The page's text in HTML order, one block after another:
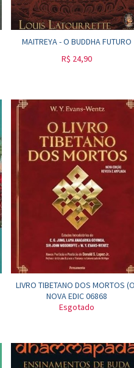
MAITREYA - O BUDDHA FUTURO
R$ 24,90
LIVRO TIBETANO DOS MORTOS
NOVA EDIC 06868
Esgotado